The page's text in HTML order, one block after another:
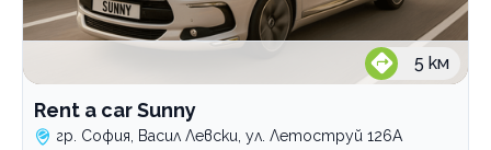
5 км
Rent a car Sunny
гр. София, Васил Левски, ул. Летоструй 126А